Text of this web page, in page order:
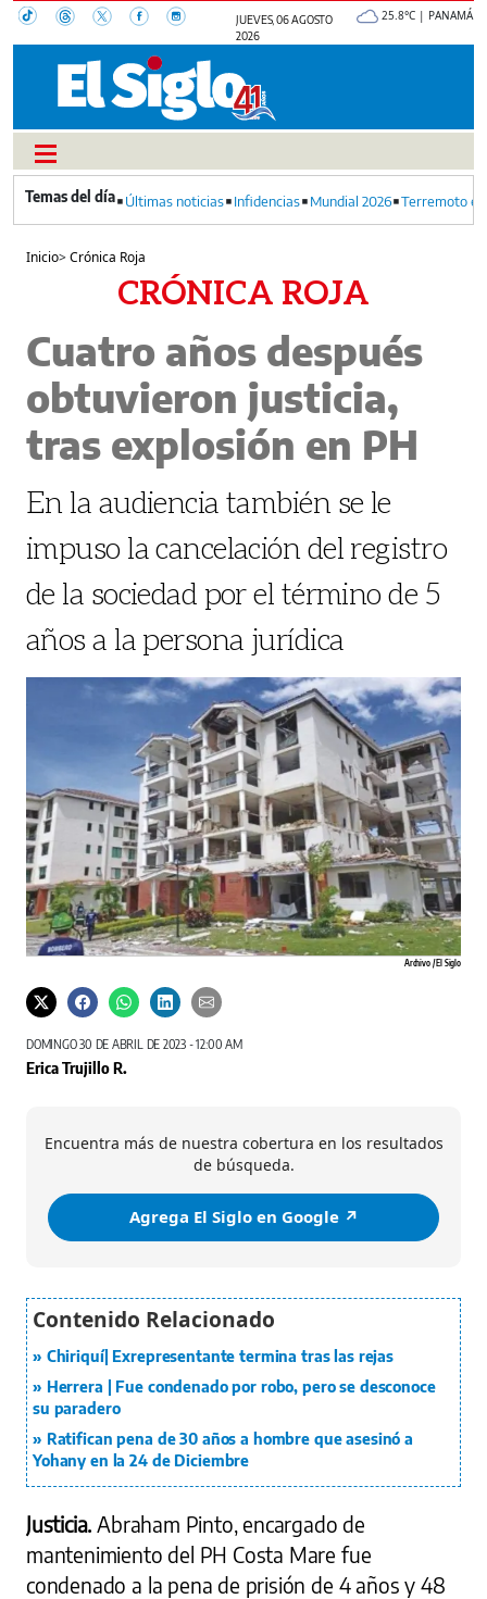
JUEVES, 06 AGOSTO
2026
25.8°C | PANAMÁ
Últimas noticias Infidencias Mundial 2026 Terremoto
Inicio>Crónica Roja
CRÓNICA ROJA
Cuatro años después
obtuvieron justicia,
tras explosión en PH
En la audiencia también se le
impuso la cancelación del registro
de la sociedad por el término de 5
años a la persona jurídica
Archivo / El Siglo
DOMINGO 30 DE ABRIL DE 2023 - 12:00 AM
Erica Trujillo R.
Encuentra más de nuestra cobertura en los resultados
de búsqueda.
Agrega El Siglo en Google ↗️
Chiriquí| Exrepresentante termina tras las rejas
Herrera | Fue condenado por robo, pero se desconoce
su paradero
Ratifican pena de 30 años a hombre que asesinó a
Yohany en la 24 de Diciembre
Justicia.Abraham Pinto, encargado de
mantenimiento del PH Costa Mare fue
condenado a la pena de prisión de 4 años y 48